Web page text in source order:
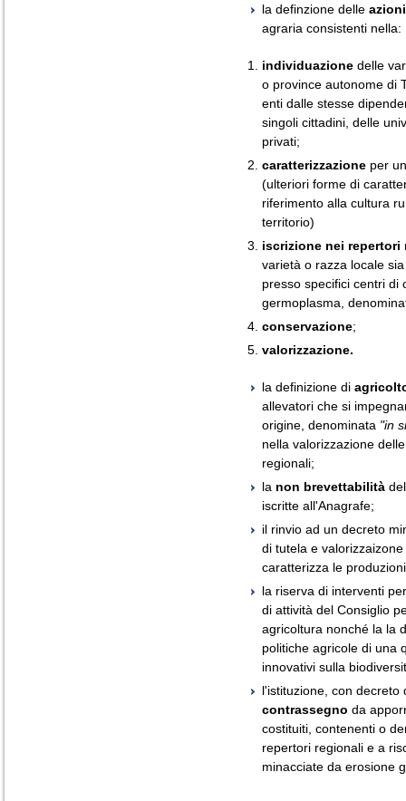
la definzione delle
agraria consistenti nella:
individuazione delle
o province autonome di
enti dalle stesse
singoli cittadini, delle
privati;
caratterizzazione per
(ulteriori forme di
riferimento alla cultura
territorio)
iscrizione nei repertori
varietà o razza locale
presso specifici centri di
germoplasma,
conservazione;
valorizzazione.
la definizione di
allevatori che si
origine, denominata "in
nella valorizzazione
regionali;
la non brevettabilità
iscritte all'Anagrafe;
il rinvio ad un decreto
di tutela e
caratterizza le
la riserva di interventi
di attività del Consiglio
agricoltura nonché la la
politiche agricole di una
innovativi sulla
l'istituzione, con decreto
contrassegno da
costituiti, contenenti o
repertori regionali e a
minacciate da erosione